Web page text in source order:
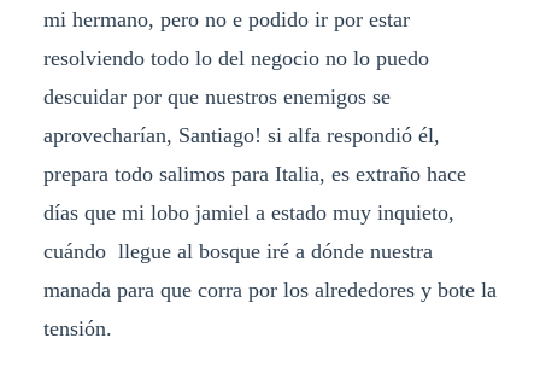
mi hermano, pero no e podido ir por estar
resolviendo todo lo del negocio no lo puedo
descuidar por que nuestros enemigos se
aprovecharían, Santiago! si alfa respondió él,
prepara todo salimos para Italia, es extraño hace
días que mi lobo jamiel a estado muy inquieto,
cuándo llegue al bosque iré a dónde nuestra
manada para que corra por los alrededores y bote la
tensión.